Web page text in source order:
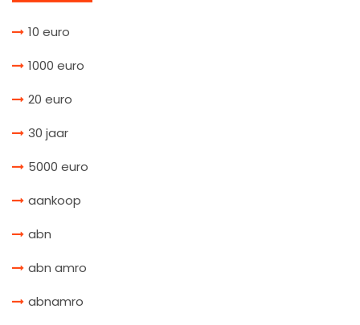
10 euro
1000 euro
20 euro
30 jaar
5000 euro
aankoop
abn
abn amro
abnamro